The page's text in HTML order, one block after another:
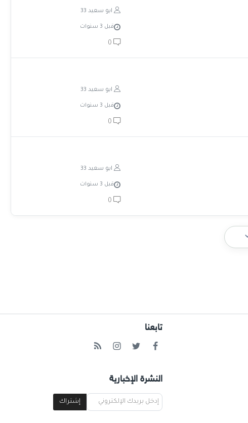
ابو سعيد 33
قبل 3 سنوات
0
ابو سعيد 33
قبل 3 سنوات
0
ابو سعيد 33
قبل 3 سنوات
0
تابعنا
النشرة الإخبارية
إشتراك